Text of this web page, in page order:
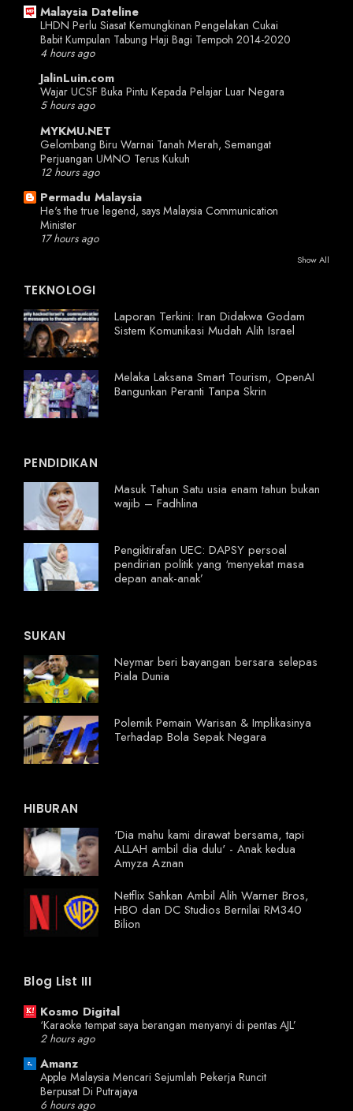
Malaysia Dateline
LHDN Perlu Siasat Kemungkinan Pengelakan Cukai
Babit Kumpulan Tabung Haji Bagi Tempoh 2014-2020
4 hours ago
JalinLuin.com
Wajar UCSF Buka Pintu Kepada Pelajar Luar Negara
5 hours ago
MYKMU.NET
Gelombang Biru Warnai Tanah Merah, Semangat
Perjuangan UMNO Terus Kukuh
12 hours ago
Permadu Malaysia
He's the true legend, says Malaysia Communication
Minister
17 hours ago
Show All
TEKNOLOGI
Laporan Terkini: Iran Didakwa Godam
Sistem Komunikasi Mudah Alih Israel
Melaka Laksana Smart Tourism, OpenAI
Bangunkan Peranti Tanpa Skrin
PENDIDIKAN
Masuk Tahun Satu usia enam tahun bukan
wajib – Fadhlina
Pengiktirafan UEC: DAPSY persoal
pendirian politik yang ‘menyekat masa
depan anak-anak’
SUKAN
Neymar beri bayangan bersara selepas
Piala Dunia
Polemik Pemain Warisan & Implikasinya
Terhadap Bola Sepak Negara
HIBURAN
'Dia mahu kami dirawat bersama, tapi
ALLAH ambil dia dulu' - Anak kedua
Amyza Aznan
Netflix Sahkan Ambil Alih Warner Bros,
HBO dan DC Studios Bernilai RM340
Bilion
Blog List III
Kosmo Digital
‘Karaoke tempat saya berangan menyanyi di pentas AJL’
2 hours ago
Amanz
Apple Malaysia Mencari Sejumlah Pekerja Runcit
Berpusat Di Putrajaya
6 hours ago